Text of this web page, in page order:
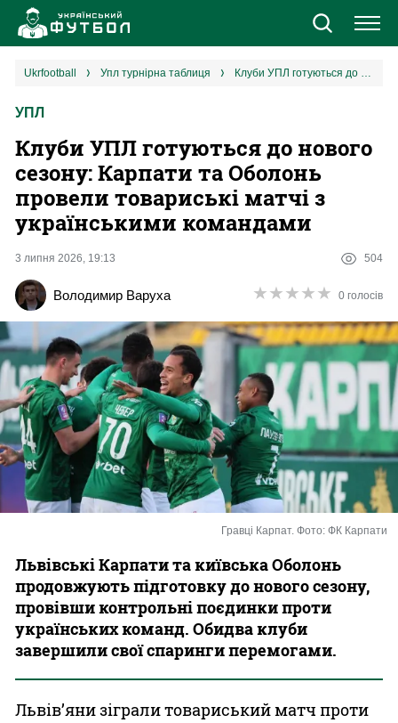
Новини
Єврокубки
УПЛ
Різне
Букмекери
Казино
ukrfootball упл турнірна таблиця Клуби УПЛ готуються до нового сезону: Карпати та Оболонь провели товариські матчі з українськими командами
УПЛ
Клуби УПЛ готуються до нового
сезону: Карпати та Оболонь
провели товариські матчі з
українськими командами
3 липня 2026, 19:13 504
Володимир Варуха ★★★★★
★★★★★ 0 голосів
Гравці Карпат. Фото: ФК Карпати
Львівські Карпати та київська Оболонь
продовжують підготовку до нового сезону,
провівши контрольні поєдинки проти
українських команд. Обидва клуби
завершили свої спаринги перемогами.
Львів’яни зіграли товариський матч проти